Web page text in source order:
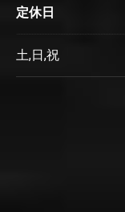
定休日
土,日,祝